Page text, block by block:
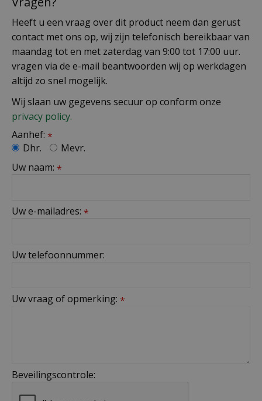
Heeft u een vraag over dit product neem dan gerust
contact met ons op, wij zijn telefonisch bereikbaar van
maandag tot en met zaterdag van 9:00 tot 17:00 uur.
vragen via de e-mail beantwoorden wij op werkdagen
altijd zo snel mogelijk.
Wij slaan uw gegevens secuur op conform onze
privacy policy.
Aanhef: *
Dhr.
Mevr.
Uw naam: *
Uw e-mailadres: *
Uw telefoonnummer:
Uw vraag of opmerking: *
Beveilingscontrole: